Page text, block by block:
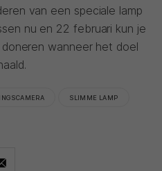
van een speciale lamp
nu en 22 februari kun je
wanneer het doel
SLIMME LAMP